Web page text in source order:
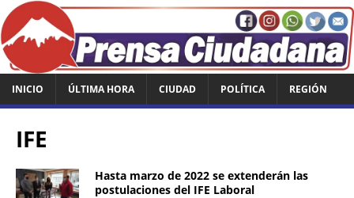
INICIO ÚLTIMA HORA CIUDAD POLÍTICA REGIÓN
IFE
Hasta marzo de 2022 se extenderán las
postulaciones del IFE Laboral